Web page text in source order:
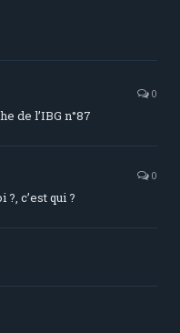
0
de l’IBG n°87
0
?, c’est qui ?